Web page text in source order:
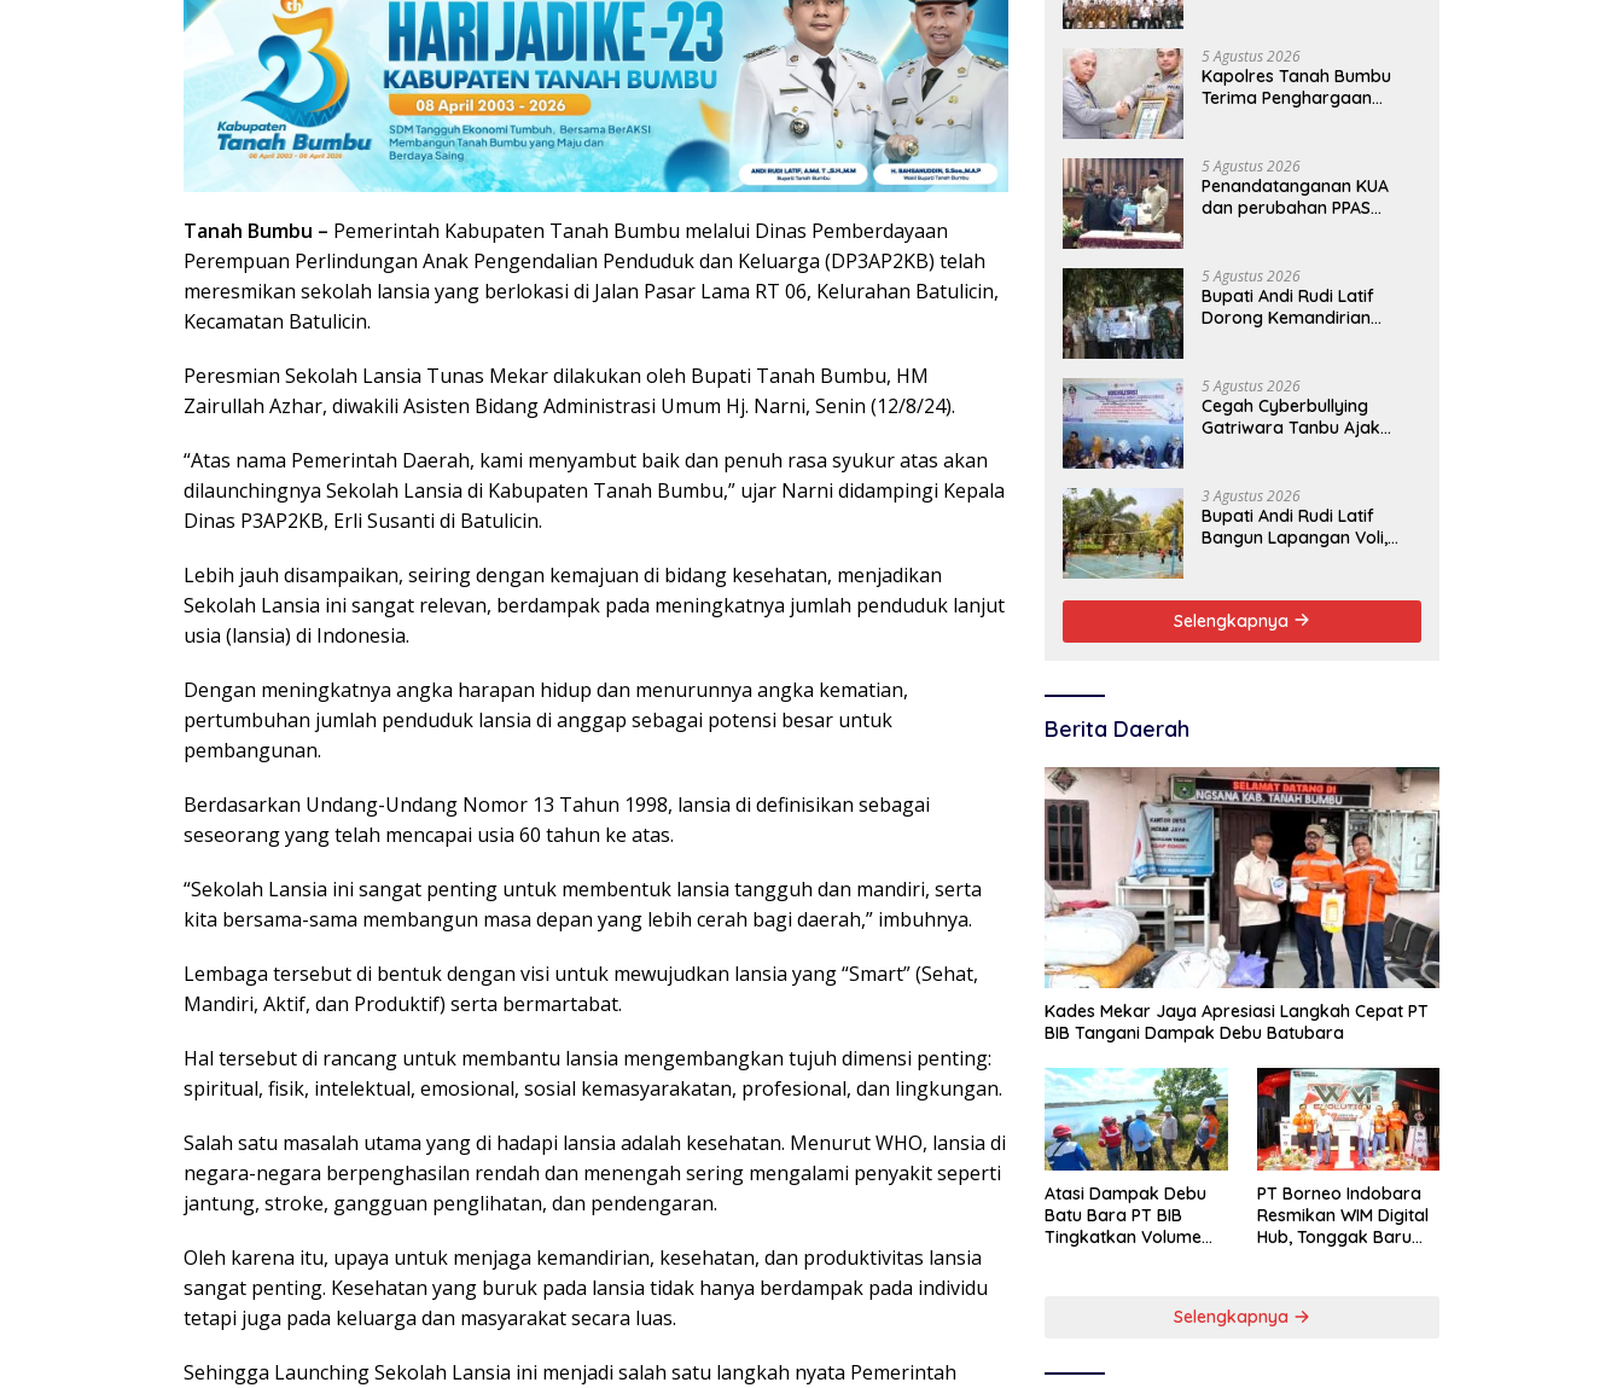
Tanah Bumbu – Pemerintah Kabupaten Tanah Bumbu melalui Dinas Pemberdayaan
Perempuan Perlindungan Anak Pengendalian Penduduk dan Keluarga (DP3AP2KB) telah
meresmikan sekolah lansia yang berlokasi di Jalan Pasar Lama RT 06, Kelurahan Batulicin,
Kecamatan Batulicin.
Peresmian Sekolah Lansia Tunas Mekar dilakukan oleh Bupati Tanah Bumbu, HM
Zairullah Azhar, diwakili Asisten Bidang Administrasi Umum Hj. Narni, Senin (12/8/24).
“Atas nama Pemerintah Daerah, kami menyambut baik dan penuh rasa syukur atas akan
dilaunchingnya Sekolah Lansia di Kabupaten Tanah Bumbu,” ujar Narni didampingi Kepala
Dinas P3AP2KB, Erli Susanti di Batulicin.
Lebih jauh disampaikan, seiring dengan kemajuan di bidang kesehatan, menjadikan
Sekolah Lansia ini sangat relevan, berdampak pada meningkatnya jumlah penduduk lanjut
usia (lansia) di Indonesia.
Dengan meningkatnya angka harapan hidup dan menurunnya angka kematian,
pertumbuhan jumlah penduduk lansia di anggap sebagai potensi besar untuk
pembangunan.
Berdasarkan Undang-Undang Nomor 13 Tahun 1998, lansia di definisikan sebagai
seseorang yang telah mencapai usia 60 tahun ke atas.
“Sekolah Lansia ini sangat penting untuk membentuk lansia tangguh dan mandiri, serta
kita bersama-sama membangun masa depan yang lebih cerah bagi daerah,” imbuhnya.
Lembaga tersebut di bentuk dengan visi untuk mewujudkan lansia yang “Smart” (Sehat,
Mandiri, Aktif, dan Produktif) serta bermartabat.
Hal tersebut di rancang untuk membantu lansia mengembangkan tujuh dimensi penting:
spiritual, fisik, intelektual, emosional, sosial kemasyarakatan, profesional, dan lingkungan.
Salah satu masalah utama yang di hadapi lansia adalah kesehatan. Menurut WHO, lansia di
negara-negara berpenghasilan rendah dan menengah sering mengalami penyakit seperti
jantung, stroke, gangguan penglihatan, dan pendengaran.
Oleh karena itu, upaya untuk menjaga kemandirian, kesehatan, dan produktivitas lansia
sangat penting. Kesehatan yang buruk pada lansia tidak hanya berdampak pada individu
tetapi juga pada keluarga dan masyarakat secara luas.
Sehingga Launching Sekolah Lansia ini menjadi salah satu langkah nyata Pemerintah
5 Agustus 2026
Kapolres Tanah Bumbu
Terima Penghargaan
5 Agustus 2026
Penandatanganan KUA
dan perubahan PPAS
5 Agustus 2026
Bupati Andi Rudi Latif
Dorong Kemandirian
5 Agustus 2026
Cegah Cyberbullying
Gatriwara Tanbu Ajak
3 Agustus 2026
Bupati Andi Rudi Latif
Bangun Lapangan Voli,
Selengkapnya
Berita Daerah
Kades Mekar Jaya Apresiasi Langkah Cepat PT
BIB Tangani Dampak Debu Batubara
Atasi Dampak Debu
Batu Bara PT BIB
Tingkatkan Volume
PT Borneo Indobara
Resmikan WIM Digital
Hub, Tonggak Baru
Batubara
Selengkapnya